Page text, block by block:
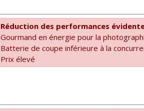
Réduction des performances
Gourmand en énergie pour la
Batterie de coupe inférieure à la
Prix élevé